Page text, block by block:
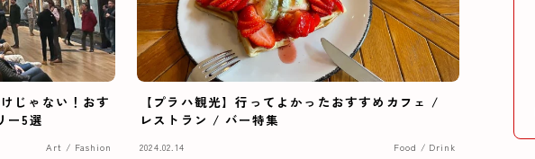
じゃない！おす
ー5選
Art / Fashion
【プラハ観光】行ってよかったおすすめカフェ /
レストラン / バー特集
2024.02.14 Food / Drink